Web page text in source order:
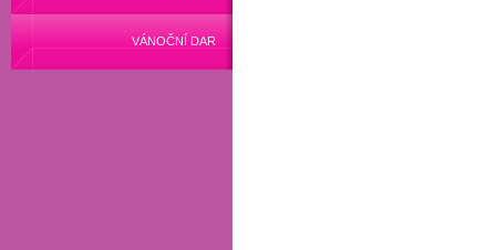
VÁNOČNÍ DAR